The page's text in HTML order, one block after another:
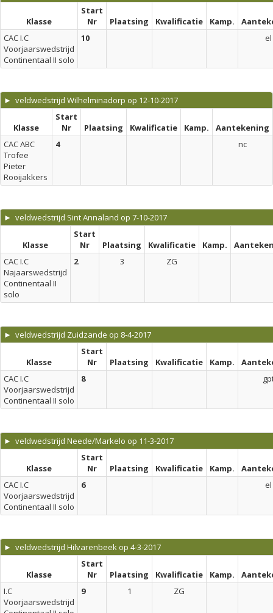
Klasse
Start
Nr
Plaatsing Kwalificatie Kamp.
CAC I.C
Voorjaarswedstrijd
Continentaal II solo
10 el
► veldwedstrijd Wilhelminadorp op 12-10-2017
Klasse
Start
Nr
Plaatsing Kwalificatie Kamp.
Aantekening
CAC ABC
Trofee
Pieter
Rooijakkers
4 nc
► veldwedstrijd Sint Annaland op 7-10-2017
Klasse
Start
Nr
Plaatsing Kwalificatie Kamp.
CAC I.C
Najaarswedstrijd
Continentaal II
solo
2 3 ZG
► veldwedstrijd Zuidzande op 8-4-2017
Klasse
Start
Nr
Plaatsing Kwalificatie Kamp.
CAC I.C
Voorjaarswedstrijd
Continentaal II solo
8
► veldwedstrijd Neede/Markelo op 11-3-2017
Klasse
Start
Nr
Plaatsing Kwalificatie Kamp.
CAC I.C
Voorjaarswedstrijd
Continentaal II solo
6 el
► veldwedstrijd Hilvarenbeek op 4-3-2017
Klasse
Start
Nr
Plaatsing Kwalificatie Kamp.
I.C
Voorjaarswedstrijd
9 1 ZG